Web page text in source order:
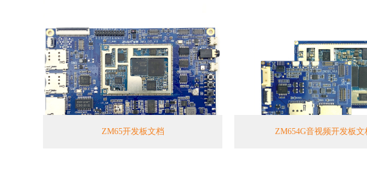
ZM65开发板文档 ZM654G音视频开发板文